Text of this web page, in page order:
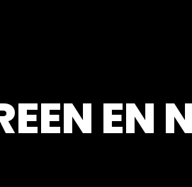
EN